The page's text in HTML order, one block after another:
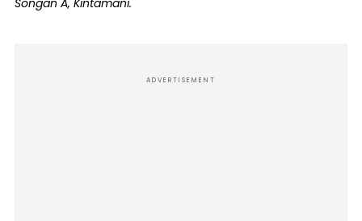
Songan A, Kintamani.
ADVERTISEMENT